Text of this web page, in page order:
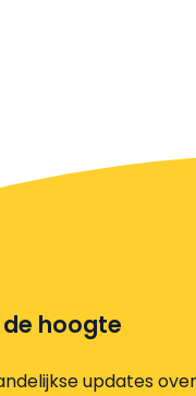
de hoogte
updates